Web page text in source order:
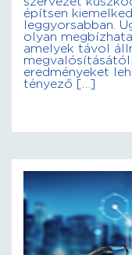
építsen
leggyorsabban.
olyan
amelyek távol
eredményeket
tényező […]